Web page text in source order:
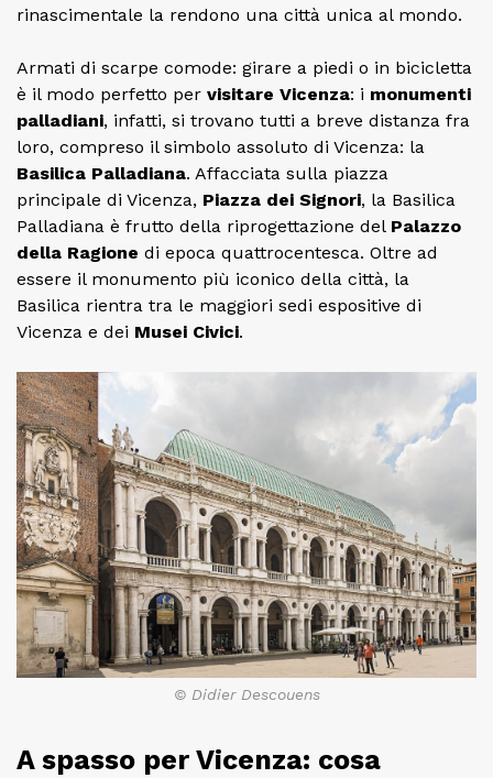
rinascimentale la rendono una città unica al mondo.
Armati di scarpe comode: girare a piedi o in bicicletta
è il modo perfetto per visitare Vicenza: i monumenti
palladiani, infatti, si trovano tutti a breve distanza fra
loro, compreso il simbolo assoluto di Vicenza: la
Basilica Palladiana. Affacciata sulla piazza
principale di Vicenza, Piazza dei Signori, la Basilica
Palladiana è frutto della riprogettazione del Palazzo
della Ragione di epoca quattrocentesca. Oltre ad
essere il monumento più iconico della città, la
Basilica rientra tra le maggiori sedi espositive di
Vicenza e dei Musei Civici.
© Didier Descouens
A spasso per Vicenza: cosa